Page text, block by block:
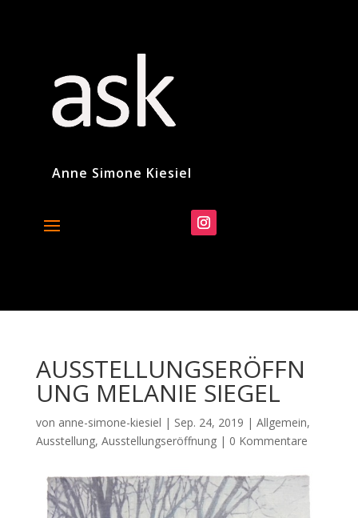
Anne Simone Kiesiel
AUSSTELLUNGSERÖFFN
UNG MELANIE SIEGEL
von anne-simone-kiesiel | Sep. 24, 2019 | Allgemein,
Ausstellung, Ausstellungseröffnung| 0 Kommentare